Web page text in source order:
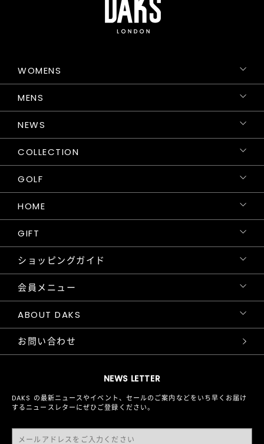
NEWS LETTER
DAKS の最新ニュースやイベント、セールのご案内などをいち早くお届け
するニュースレターにぜひご登録ください。
WOMENS
MENS
NEWS
COLLECTION
GOLF
HOME
GIFT
ショッピングガイド
会員メニュー
ABOUT DAKS
お問い合わせ